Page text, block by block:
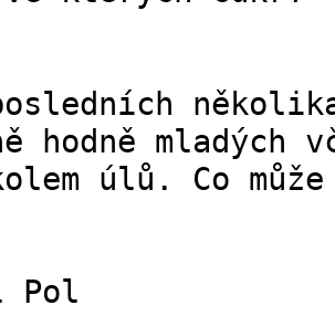
hodně mladých
úlů. Co
Pol